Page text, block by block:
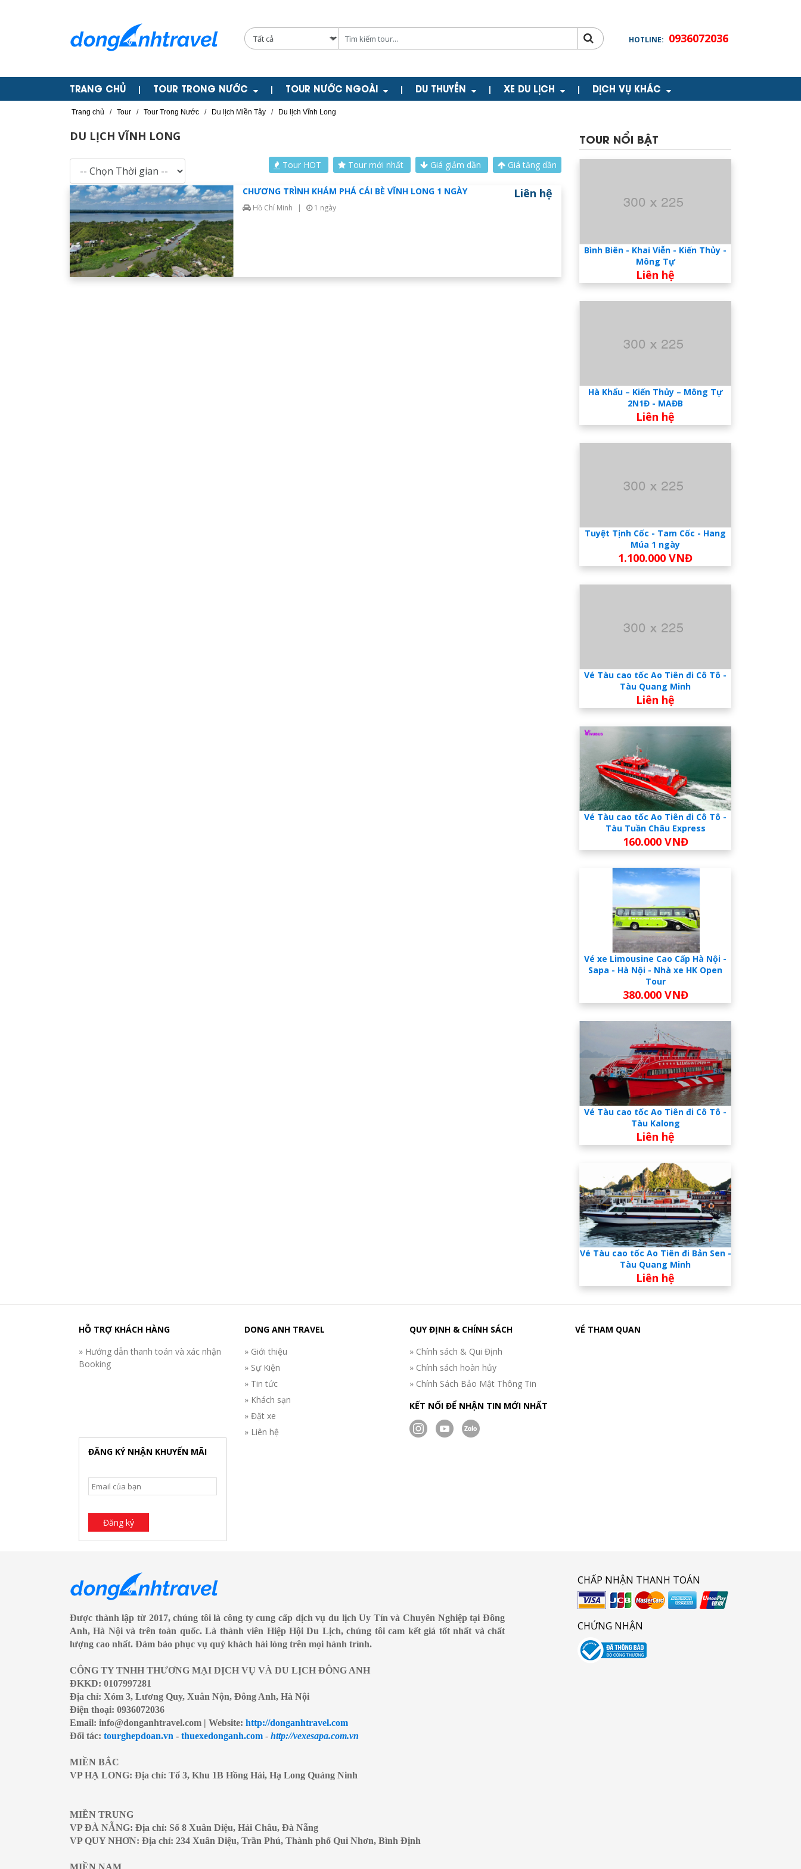
HOTLINE: 0936072036
TRANG CHỦ | TOUR TRONG NƯỚC | TOUR NƯỚC NGOÀI | DU THUYỀN | XE DU LỊCH | DỊCH VỤ KHÁC
Trang chủ / Tour / Tour Trong Nước / Du lịch Miền Tây / Du lịch Vĩnh Long
DU LỊCH VĨNH LONG
Tour HOT Tour mới nhất Giá giảm dần Giá tăng dần
CHƯƠNG TRÌNH KHÁM PHÁ CÁI BÈ VĨNH LONG 1 NGÀY
Hồ Chí Minh | 1 ngày
Liên hệ
TOUR NỔI BẬT
Bình Biên - Khai Viễn - Kiến Thủy -
Mông Tự
Liên hệ
Hà Khẩu – Kiến Thủy – Mông Tự
2N1Đ - MAĐB
Liên hệ
Tuyệt Tịnh Cốc - Tam Cốc - Hang
Múa 1 ngày
1.100.000 VNĐ
Vé Tàu cao tốc Ao Tiên đi Cô Tô -
Tàu Quang Minh
Liên hệ
Vé Tàu cao tốc Ao Tiên đi Cô Tô -
Tàu Tuần Châu Express
160.000 VNĐ
Vé xe Limousine Cao Cấp Hà Nội -
Sapa - Hà Nội - Nhà xe HK Open
Tour
380.000 VNĐ
Vé Tàu cao tốc Ao Tiên đi Cô Tô -
Tàu Kalong
Liên hệ
Vé Tàu cao tốc Ao Tiên đi Bản Sen -
Tàu Quang Minh
Liên hệ
HỖ TRỢ KHÁCH HÀNG
» Hướng dẫn thanh toán và xác nhận
Booking
DONG ANH TRAVEL
» Giới thiệu
» Sự Kiện
» Tin tức
» Khách sạn
» Đặt xe
» Liên hệ
QUY ĐỊNH & CHÍNH SÁCH
» Chính sách & Qui Định
» Chính sách hoàn hủy
» Chính Sách Bảo Mật Thông Tin
KẾT NỐI ĐỂ NHẬN TIN MỚI NHẤT
VÉ THAM QUAN
ĐĂNG KÝ NHẬN KHUYẾN MÃI
Đăng ký
Được thành lập từ 2017, chúng tôi là công ty cung cấp dịch vụ du lịch Uy Tín và Chuyên Nghiệp tại Đông
Anh, Hà Nội và trên toàn quốc. Là thành viên Hiệp Hội Du Lịch, chúng tôi cam kết giá tốt nhất và chất
lượng cao nhất. Đảm bảo phục vụ quý khách hài lòng trên mọi hành trình.
CÔNG TY TNHH THƯƠNG MẠI DỊCH VỤ VÀ DU LỊCH ĐÔNG ANH
ĐKKD: 0107997281
Địa chỉ: Xóm 3, Lương Quy, Xuân Nộn, Đông Anh, Hà Nội
Điện thoại: 0936072036
Email: info@donganhtravel.com | Website: http://donganhtravel.com
Đối tác: tourghepdoan.vn - thuexedonganh.com - http://vexesapa.com.vn
MIỀN BẮC
VP HẠ LONG: Địa chỉ: Tổ 3, Khu 1B Hồng Hải, Hạ Long Quảng Ninh
MIỀN TRUNG
VP ĐÀ NẴNG: Địa chỉ: Số 8 Xuân Diệu, Hải Châu, Đà Nẵng
VP QUY NHƠN: Địa chỉ: 234 Xuân Diệu, Trần Phú, Thành phố Qui Nhơn, Bình Định
CHẤP NHẬN THANH TOÁN
CHỨNG NHẬN